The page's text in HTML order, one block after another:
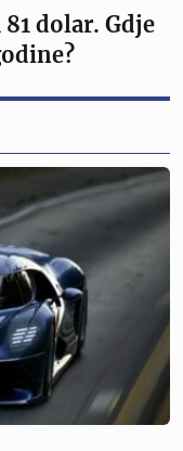
dolar. Gdje